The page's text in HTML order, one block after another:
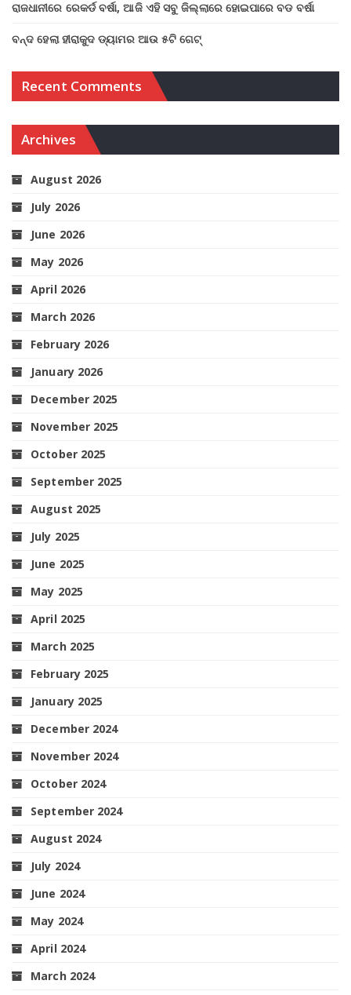
ରାଜଧାନୀରେ ରେକର୍ଡ ବର୍ଷା, ଆଜି ଏହି ସବୁ ଜିଲ୍ଲାରେ ହୋଇପାରେ ବଡ ବର୍ଷା
ବନ୍ଦ ହେଲା ହୀରାକୁଦ ଡ୍ୟାମର ଆଉ ୫ଟି ଗେଟ୍
Recent Comments
Archives
August 2026
July 2026
June 2026
May 2026
April 2026
March 2026
February 2026
January 2026
December 2025
November 2025
October 2025
September 2025
August 2025
July 2025
June 2025
May 2025
April 2025
March 2025
February 2025
January 2025
December 2024
November 2024
October 2024
September 2024
August 2024
July 2024
June 2024
May 2024
April 2024
March 2024